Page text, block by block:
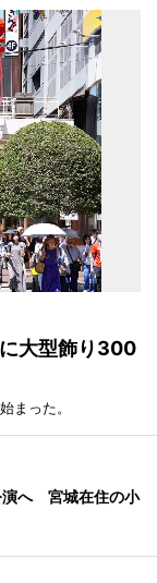
大型飾り300
まった。
演へ 宮城在住の小